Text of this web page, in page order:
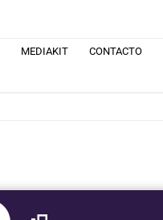
MEDIAKIT CONTACTO